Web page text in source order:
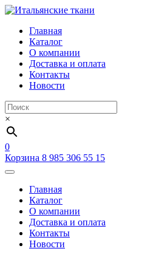
Главная
Каталог
О компании
Доставка и оплата
Контакты
Новости
×
0
Корзина 8 985 306 55 15
Главная
Каталог
О компании
Доставка и оплата
Контакты
Новости